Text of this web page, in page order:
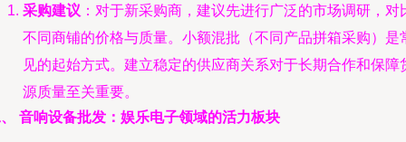
采购建议 ：对于新采购商，建议先进行广泛的市场调研，对
不同商铺的价格与质量。小额混批（不同产品拼箱采购）是
见的起始方式。建立稳定的供应商关系对于长期合作和保障
源质量至关重要。
音响设备批发：娱乐电子领域的活力板块